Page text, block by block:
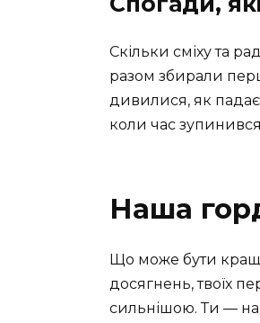
Скільки сміху та
разом збирали
дивилися, як падає
коли час
Наша
Що може бути
досягнень, твоїх
сильнішою. Ти —